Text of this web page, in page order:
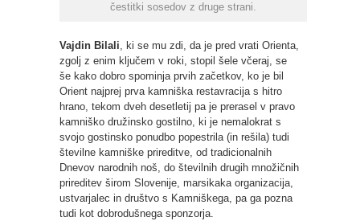
čestitki sosedov z druge strani.
Vajdin Bilali, ki se mu zdi, da je pred vrati Orienta,
zgolj z enim ključem v roki, stopil šele včeraj, se
še kako dobro spominja prvih začetkov, ko je bil
Orient najprej prva kamniška restavracija s hitro
hrano, tekom dveh desetletij pa je prerasel v pravo
kamniško družinsko gostilno, ki je nemalokrat s
svojo gostinsko ponudbo popestrila (in rešila) tudi
številne kamniške prireditve, od tradicionalnih
Dnevov narodnih noš, do številnih drugih množičnih
prireditev širom Slovenije, marsikaka organizacija,
ustvarjalec in društvo s Kamniškega, pa ga pozna
tudi kot dobrodušnega sponzorja.